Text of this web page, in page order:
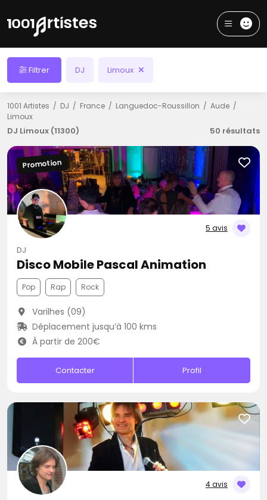
Filtrer DJ Limoux
1001 Artistes DJ France Languedoc-Roussillon
Aude
Limoux
DJ Limoux (11300) 50 résultats
5 avis
Promotion
DJ
Disco Mobile Pascal Animation
Pop Rap Rock
Varilhes (09)
Déplacement jusqu’à 100 kms
À partir de 200€
Contacter Profil
4 avis